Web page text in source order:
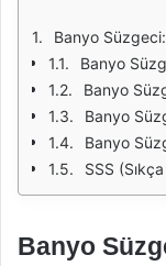
Banyo Süzgeci:
Banyo
Banyo
Banyo
Banyo
SSS
Banyo